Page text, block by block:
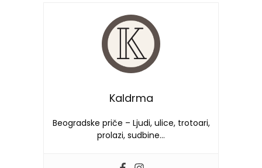
Kaldrma
Beogradske priče – Ljudi, ulice, trotoari,
prolazi, sudbine…